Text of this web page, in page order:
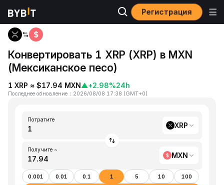
Регистрация
Главная
Конвертировать 1 XRP (XRP) в MXN
(Мексиканское песо)
1 XRP ≈ $17.94 MXN▲+2.98%24h
Последнее обновление ： 2026/08/08 17:38 (GMT+0)
Потратите
XRP
Получите ~
MXN
0.001 0.01 0.1 1 5 10 100